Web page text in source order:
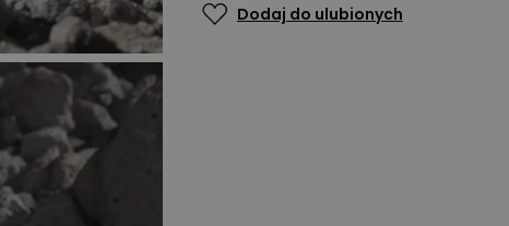
Dodaj do ulubionych